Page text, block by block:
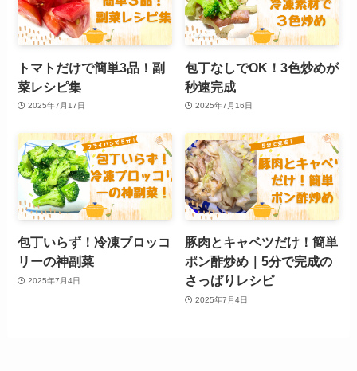
トマトだけで簡単3品！副
菜レシピ集
2025年7月17日
包丁なしでOK！3色炒めが
秒速完成
2025年7月16日
包丁いらず！冷凍ブロッコ
リーの神副菜
2025年7月4日
豚肉とキャベツだけ！簡単
ポン酢炒め｜5分で完成の
さっぱりレシピ
2025年7月4日